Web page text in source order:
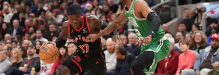
FUTEBOL NACIONAL
FUTEBOL INTERNACIONAL
COMO APOSTAR